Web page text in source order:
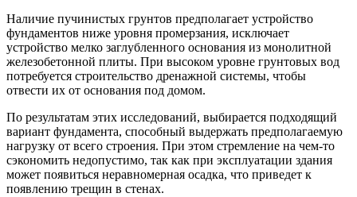
Наличие пучинистых грунтов предполагает устройство
фундаментов ниже уровня промерзания, исключает
устройство мелко заглубленного основания из монолитной
железобетонной плиты. При высоком уровне грунтовых вод
потребуется строительство дренажной системы, чтобы
отвести их от основания под домом.
По результатам этих исследований, выбирается подходящий
вариант фундамента, способный выдержать предполагаемую
нагрузку от всего строения. При этом стремление на чем-то
сэкономить недопустимо, так как при эксплуатации здания
может появиться неравномерная осадка, что приведет к
появлению трещин в стенах.